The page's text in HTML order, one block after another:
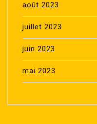
août 2023
juillet 2023
juin 2023
mai 2023